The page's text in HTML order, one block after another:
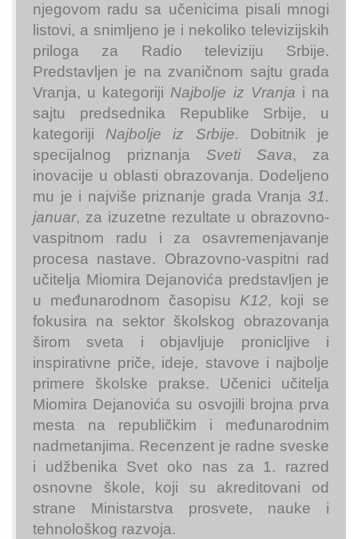
njegovom radu sa učenicima pisali mnogi
listovi, a snimljeno je i nekoliko televizijskih
priloga za Radio televiziju Srbije.
Predstavljen je na zvaničnom sajtu grada
Vranja, u kategorijiNajbolje iz Vranja i na
sajtu predsednika Republike Srbije, u
kategorijiNajbolje iz Srbije. Dobitnik je
specijalnog priznanja Sveti Sava, za
inovacije u oblasti obrazovanja. Dodeljeno
mu je i najviše priznanje grada Vranja 31.
januar, za izuzetne rezultate u obrazovno-
vaspitnom radu i za osavremenjavanje
procesa nastave. Obrazovno-vaspitni rad
učitelja Miomira Dejanovića predstavljen je
u međunarodnom časopisu K12, koji se
fokusira na sektor školskog obrazovanja
širom sveta i objavljuje pronicljive i
inspirativne priče, ideje, stavove i najbolje
primere školske prakse. Učenici učitelja
Miomira Dejanovića su osvojili brojna prva
mesta na republičkim i međunarodnim
nadmetanjima. Recenzent je radne sveske
i udžbenika Svet oko nas za 1. razred
osnovne škole, koji su akreditovani od
strane Ministarstva prosvete, nauke i
tehnološkog razvoja.